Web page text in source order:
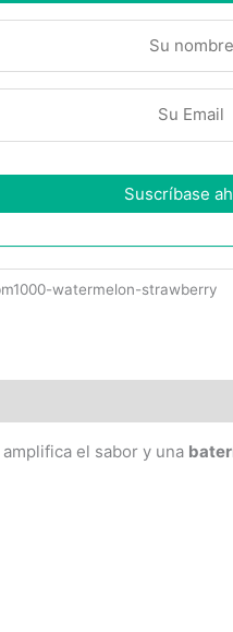
watermelon-strawberry
amplifica el sabor y una